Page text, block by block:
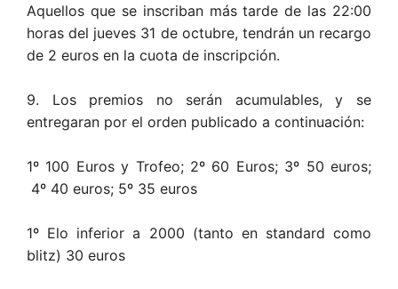
Aquellos que se inscriban más tarde de las 22:00
horas del jueves 31 de octubre, tendrán un recargo
de 2 euros en la cuota de inscripción.
9. Los premios no serán acumulables, y se
entregaran por el orden publicado a continuación:
1º 100 Euros y Trofeo; 2º 60 Euros; 3º 50 euros;
4º 40 euros; 5º 35 euros
1º Elo inferior a 2000 (tanto en standard como
blitz) 30 euros